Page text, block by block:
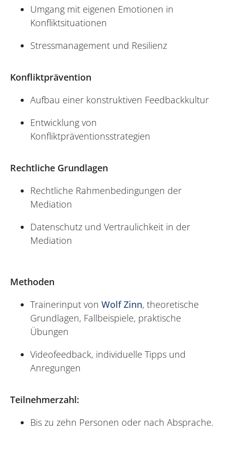
Umgang mit eigenen Emotionen in
Konfliktsituationen
Stressmanagement und Resilienz
Konfliktprävention
Aufbau einer konstruktiven Feedbackkultur
Entwicklung von
Konfliktpräventionsstrategien
Rechtliche Grundlagen
Rechtliche Rahmenbedingungen der
Mediation
Datenschutz und Vertraulichkeit in der
Mediation
Methoden
Trainerinput von Wolf Zinn, theoretische
Grundlagen, Fallbeispiele, praktische
Übungen
Videofeedback, individuelle Tipps und
Anregungen
Teilnehmerzahl:
Bis zu zehn Personen oder nach Absprache.